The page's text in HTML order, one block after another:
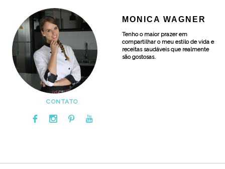
MONICA WAGNER
Tenho o maior prazer em
compartilhar o meu estilo de vida e
receitas saudáveis que realmente
são gostosas.
CONTATO